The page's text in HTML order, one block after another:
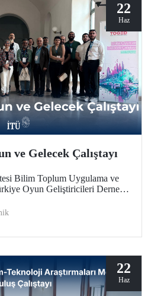
22
Haz
ve Gelecek Çalıştayı
Bilim Toplum Uygulama ve
Oyun Geliştiricileri Derneği
2026 tarihinde İTÜ
22
Haz